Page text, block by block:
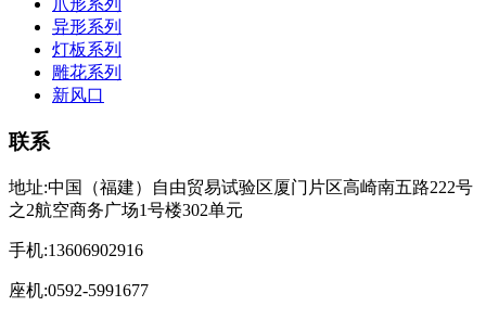
爪形系列
异形系列
灯板系列
雕花系列
新风口
联系
地址:中国（福建）自由贸易试验区厦门片区高崎南五路222号
之2航空商务广场1号楼302单元
手机:13606902916
座机:0592-5991677